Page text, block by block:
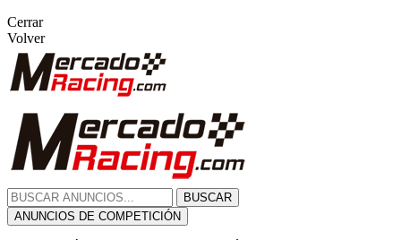
Cerrar
Volver
BUSCAR
ANUNCIOS DE COMPETICIÓN